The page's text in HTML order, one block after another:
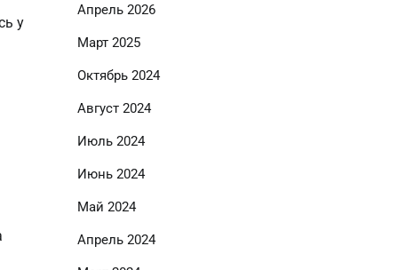
у
Апрель 2026
Март 2025
Октябрь 2024
Август 2024
Июль 2024
Июнь 2024
Май 2024
Апрель 2024